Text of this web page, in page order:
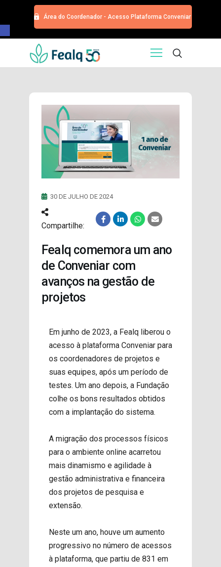
Barra de Ferramentas Aberta
Área do Coordenador - Acesso Plataforma Conveniar
HOME
EDITORA
PROGRAMA DE APOIOS
TRABALHE CONOSCO
NOTÍCIAS
CONTATO
ESPECIALIZAÇÕES USP
DOAÇÕES PARA
PROJETOS
30 DE JULHO DE 2024
Compartilhe:
Fealq comemora um ano
de Conveniar com
avanços na gestão de
projetos
Em junho de 2023, a Fealq liberou o
acesso à plataforma Conveniar para
os coordenadores de projetos e
suas equipes, após um período de
testes. Um ano depois, a Fundação
colhe os bons resultados obtidos
com a implantação do sistema.
A migração dos processos físicos
para o ambiente online acarretou
mais dinamismo e agilidade à
gestão administrativa e financeira
dos projetos de pesquisa e
extensão.
Neste um ano, houve um aumento
progressivo no número de acessos
à plataforma, que partiu de 831 em